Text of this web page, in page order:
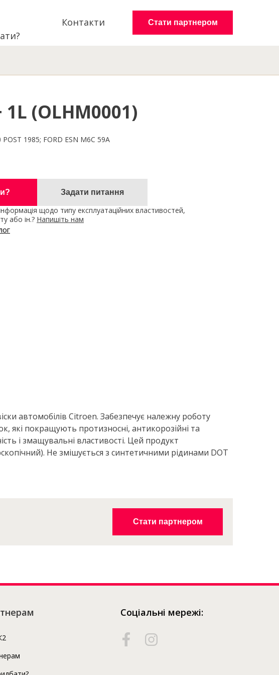
Стати партнером
Контакти
1L (OLHM0001)
1985; FORD ESN M6C 59A
Задати питання
щодо типу експлуатаційних властивостей,
або ін.? Напишіть нам
автомобілів Citroen. Забезпечує належну роботу
які покращують протизносні, антикорозійні та
і змащувальні властивості. Цей продукт
Не змішується з синтетичними рідинами DOT
Стати партнером
Соціальні мережі: